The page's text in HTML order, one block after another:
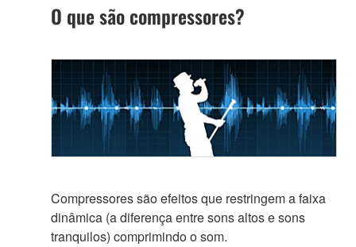
O que são compressores?
Compressores são efeitos que restringem a faixa
dinâmica (a diferença entre sons altos e sons
tranquilos) comprimindo o som.